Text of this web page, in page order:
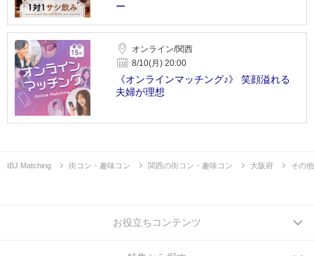
ー
オンライン/関西
8/10(月) 20:00
《オンラインマッチング♪》 笑顔溢れる
夫婦が理想
IBJ Matching 街コン・趣味コン 関西の街コン・趣味コン 大阪府 その
お役立ちコンテンツ